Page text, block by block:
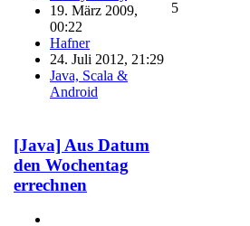
19. März 2009,
00:22
Hafner
24. Juli 2012, 21:29
Java, Scala &
Android
5
[Java] Aus Datum
den Wochentag
errechnen